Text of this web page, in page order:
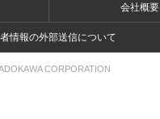
会社概要
情報の外部送信について
CORPORATION